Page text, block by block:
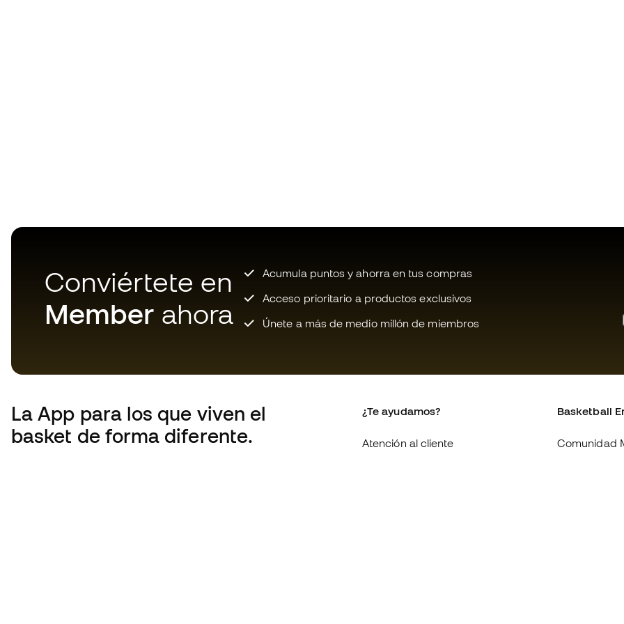
Conviértete en
Member ahora
Acumula puntos y ahorra en tus compras
Acceso prioritario a productos exclusivos
Únete a más de medio millón de miembros
La App para los que viven el
basket de forma diferente.
¿Te ayudamos?
Atención al cliente
Basketball
Comunidad